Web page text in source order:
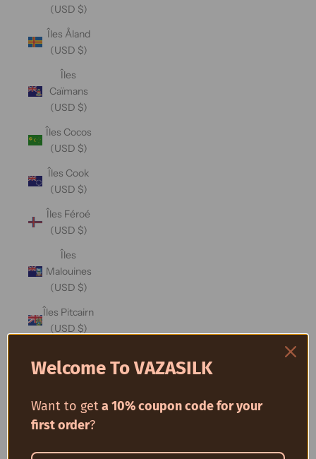
(USD $)
Îles Åland
(USD $)
Îles
Caïmans
(USD $)
Îles Cocos
(USD $)
Îles Cook
(USD $)
Îles Féroé
(USD $)
Îles
Malouines
(USD $)
Îles Pitcairn
(USD $)
Salomon
Îles
Turques-
Welcome To VAZASILK
Want to geta 10% coupon code for your
first order?